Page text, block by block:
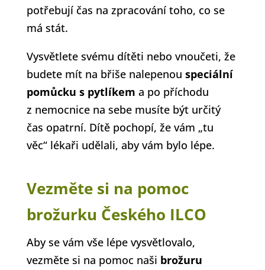
potřebují čas na zpracování toho, co se
má stát.
Vysvětlete svému dítěti nebo vnoučeti, že
budete mít na břiše nalepenou speciální
pomůcku s pytlíkem a po příchodu
z nemocnice na sebe musíte být určitý
čas opatrní. Dítě pochopí, že vám „tu
věc“ lékaři udělali, aby vám bylo lépe.
Vezměte si na pomoc
brožurku Českého ILCO
Aby se vám vše lépe vysvětlovalo,
vezměte si na pomoc naši brožuru